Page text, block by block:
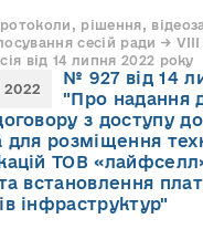
рішення,
сесій ради →
від 14 липня 2022 року
2022
№ 927 від 14
"Про надання
з доступу до
для розміщення
ТОВ
встановлення
інфраструктур"